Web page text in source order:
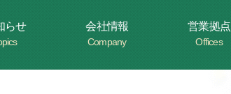
らせ 会社情報
Company
営業拠点
Offices